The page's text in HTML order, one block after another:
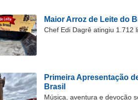
Maior Arroz de Leite do
Chef Edi Dagrê atingiu 1.712
Primeira Apresentação
Brasil
Música, aventura e devoção